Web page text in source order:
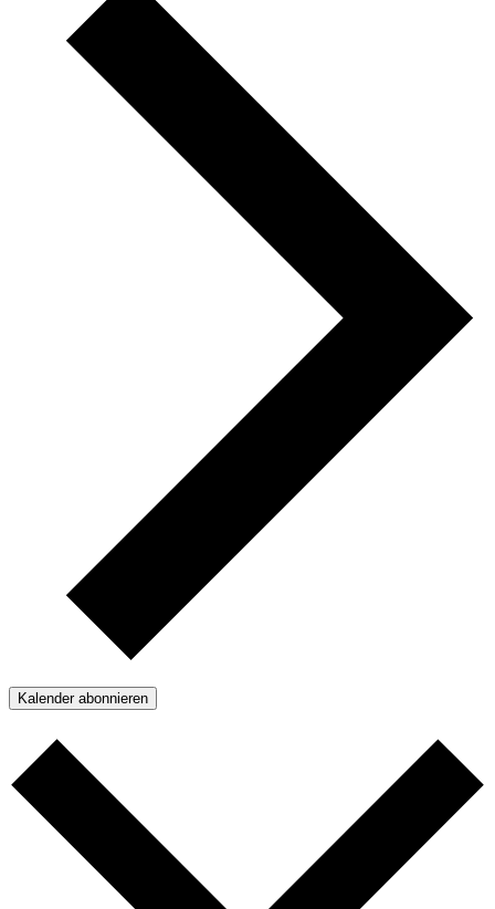
Kalender abonnieren